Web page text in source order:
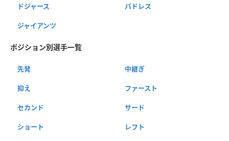
ドジャース パドレス
ジャイアンツ
ポジション別選手一覧
先発 中継ぎ
抑え ファースト
セカンド サード
ショート レフト